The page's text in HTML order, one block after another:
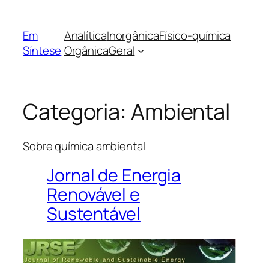
conteúdo
Em
Síntese
AnalíticaInorgânicaFísico-química
OrgânicaGeral
Categoria: Ambiental
Sobre química ambiental
Jornal de Energia
Renovável e
Sustentável